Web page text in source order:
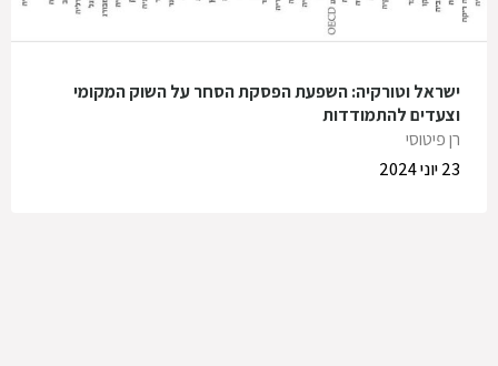
ישראל וטורקיה: השפעת הפסקת הסחר על השוק המקומי
וצעדים להתמודדות
רן פיטוסי
23 יוני 2024